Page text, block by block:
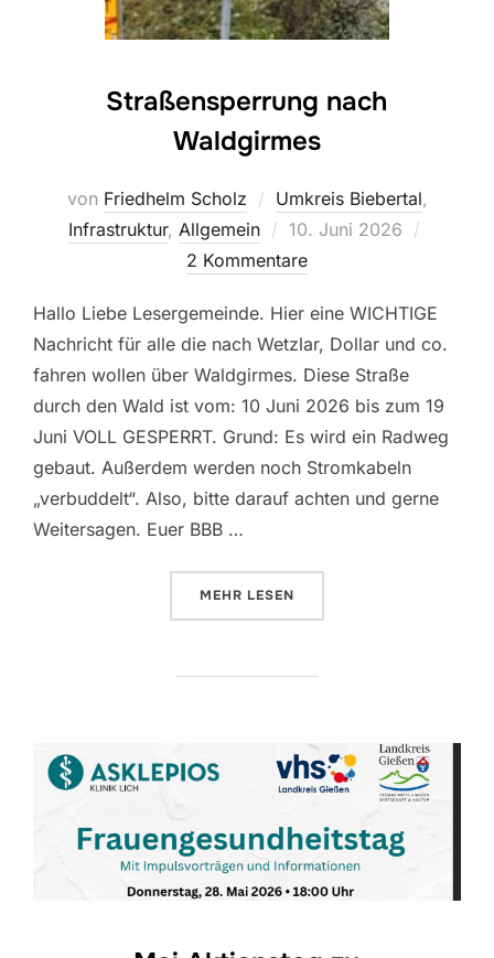
Straßensperrung nach
Waldgirmes
von Friedhelm Scholz Umkreis Biebertal,
Infrastruktur, Allgemein
Veröffentlicht
am
10. Juni 2026
2 Kommentare
Hallo Liebe Lesergemeinde. Hier eine WICHTIGE
Nachricht für alle die nach Wetzlar, Dollar und co.
fahren wollen über Waldgirmes. Diese Straße
durch den Wald ist vom: 10 Juni 2026 bis zum 19
Juni VOLL GESPERRT. Grund: Es wird ein Radweg
gebaut. Außerdem werden noch Stromkabeln
„verbuddelt“. Also, bitte darauf achten und gerne
Weitersagen. Euer BBB …
MEHR ÜBER „STRASSENSPERRUNG
LESEN